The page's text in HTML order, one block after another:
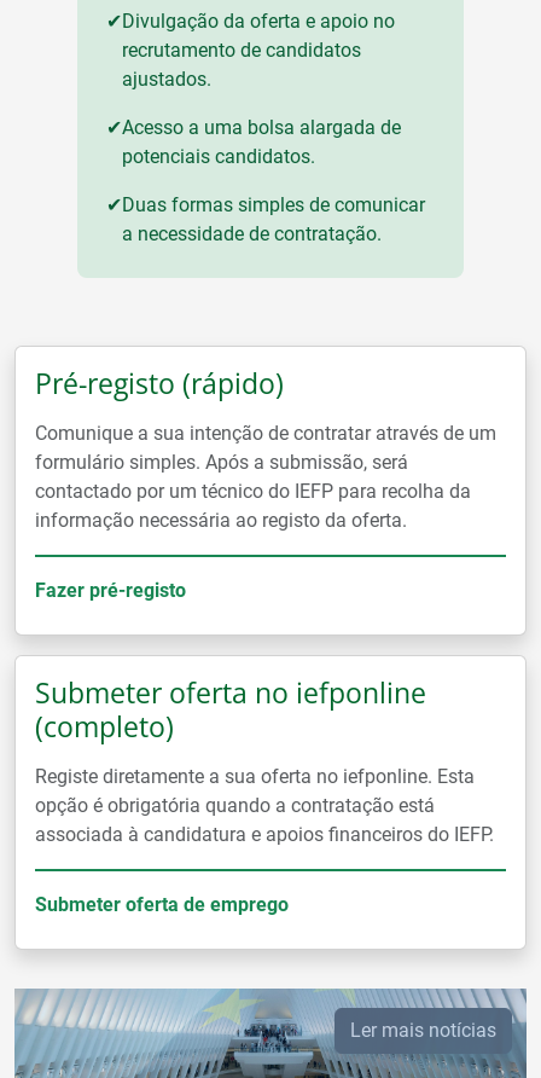
✔Divulgação da oferta e apoio no
recrutamento de candidatos
ajustados.
✔Acesso a uma bolsa alargada de
potenciais candidatos.
✔Duas formas simples de comunicar
a necessidade de contratação.
Pré-registo (rápido)
Comunique a sua intenção de contratar através de um
formulário simples. Após a submissão, será
contactado por um técnico do IEFP para recolha da
informação necessária ao registo da oferta.
Fazer pré-registo
Submeter oferta no iefponline
(completo)
Registe diretamente a sua oferta no iefponline. Esta
opção é obrigatória quando a contratação está
associada à candidatura e apoios financeiros do IEFP.
Submeter oferta de emprego
Ler mais notícias